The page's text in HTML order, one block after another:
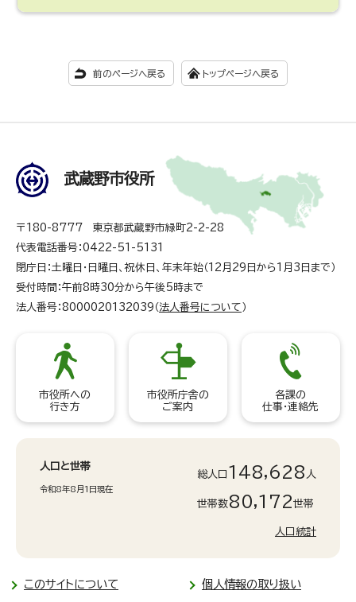
前のページへ戻る トップページへ戻る
武蔵野市役所
〒180-8777 東京都武蔵野市緑町2-2-28
代表電話番号：0422-51-5131
閉庁日：土曜日・日曜日、祝休日、年末年始（12月29日から1月3日まで）
受付時間：午前8時30分から午後5時まで
法人番号：8000020132039（ 法人番号について ）
市役所への
行き方
市役所庁舎の
ご案内
各課の
仕事・連絡先
人口と世帯
令和8年8月1日現在
総人口 148,628 人
世帯数80,172世帯
人口統計
このサイトについて 個人情報の取り扱い